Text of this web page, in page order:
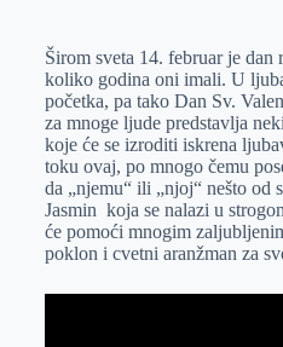
e
r
I
n
s
A
p
p
a
i
l
Širom sveta 14. februar je dan
koliko godina oni imali. U
početka, pa tako Dan Sv.
za mnoge ljude predstavlja
koje će se izroditi iskrena
toku ovaj, po mnogo čemu
da „njemu“ ili „njoj“ nešto od
Jasmin koja se nalazi u
će pomoći mnogim
poklon i cvetni aranžman za